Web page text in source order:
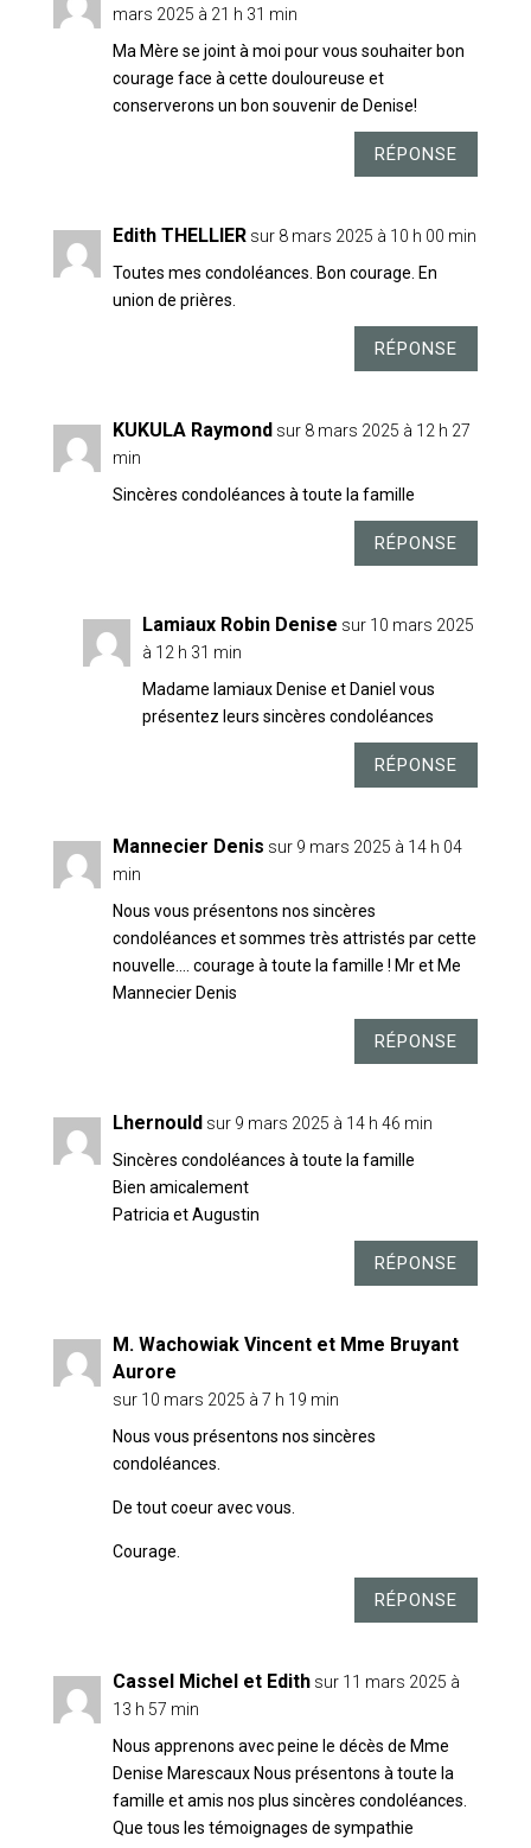
mars 2025 à 21 h 31 min
Ma Mère se joint à moi pour vous souhaiter bon
courage face à cette douloureuse et
conserverons un bon souvenir de Denise!
RÉPONSE
Edith THELLIER sur 8 mars 2025 à 10 h 00 min
Toutes mes condoléances. Bon courage. En
union de prières.
RÉPONSE
KUKULA Raymond sur 8 mars 2025 à 12 h 27
min
Sincères condoléances à toute la famille
RÉPONSE
Lamiaux Robin Denise sur 10 mars 2025
à 12 h 31 min
Madame lamiaux Denise et Daniel vous
présentez leurs sincères condoléances
RÉPONSE
Mannecier Denis sur 9 mars 2025 à 14 h 04
min
Nous vous présentons nos sincères
condoléances et sommes très attristés par cette
nouvelle…. courage à toute la famille ! Mr et Me
Mannecier Denis
RÉPONSE
Lhernould sur 9 mars 2025 à 14 h 46 min
Sincères condoléances à toute la famille
Bien amicalement
Patricia et Augustin
RÉPONSE
M. Wachowiak Vincent et Mme Bruyant
Aurore
sur 10 mars 2025 à 7 h 19 min
Nous vous présentons nos sincères
condoléances.
De tout coeur avec vous.
Courage.
RÉPONSE
Cassel Michel et Edith sur 11 mars 2025 à
13 h 57 min
Nous apprenons avec peine le décès de Mme
Denise Marescaux Nous présentons à toute la
famille et amis nos plus sincères condoléances.
Que tous les témoignages de sympathie